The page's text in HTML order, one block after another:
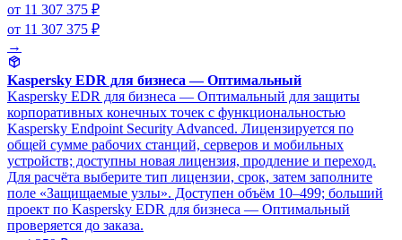
от 11 307 375 ₽
от 11 307 375 ₽
→
Kaspersky EDR для бизнеса — Оптимальный
Kaspersky EDR для бизнеса — Оптимальный для защиты
корпоративных конечных точек с функциональностью
Kaspersky Endpoint Security Advanced. Лицензируется по
общей сумме рабочих станций, серверов и мобильных
устройств; доступны новая лицензия, продление и переход.
Для расчёта выберите тип лицензии, срок, затем заполните
поле «Защищаемые узлы». Доступен объём 10–499; больший
проект по Kaspersky EDR для бизнеса — Оптимальный
проверяется до заказа.